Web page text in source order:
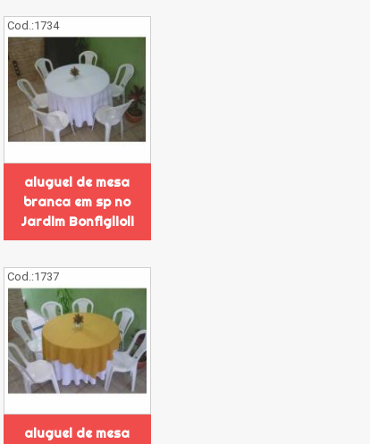
Cod.:1734
aluguel de mesa
branca em sp no
Jardim Bonfiglioli
Cod.:1737
aluguel de mesa